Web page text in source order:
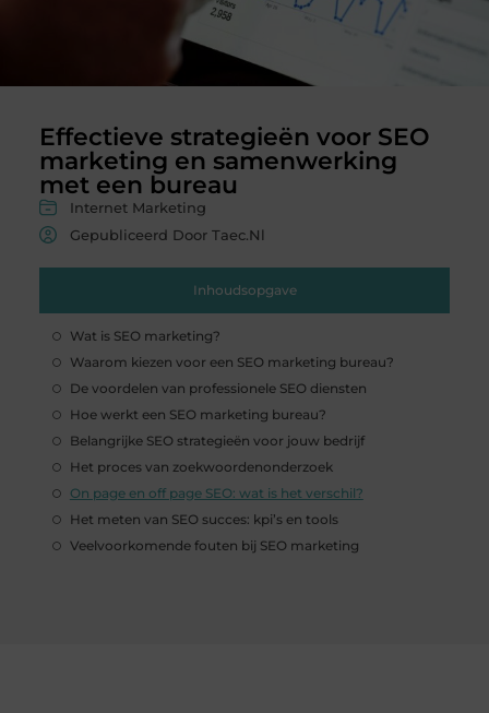
Effectieve strategieën voor SEO
marketing en samenwerking
met een bureau
Internet Marketing
Gepubliceerd Door Taec.nl
Inhoudsopgave
Wat is SEO marketing?
Waarom kiezen voor een SEO marketing bureau?
De voordelen van professionele SEO diensten
Hoe werkt een SEO marketing bureau?
Belangrijke SEO strategieën voor jouw bedrijf
Het proces van zoekwoordenonderzoek
On page en off page SEO: wat is het verschil?
Het meten van SEO succes: kpi’s en tools
Veelvoorkomende fouten bij SEO marketing